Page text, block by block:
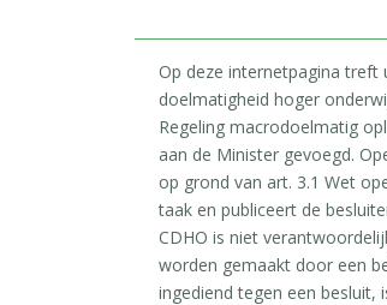
Op deze internetpagina treft
doelmatigheid hoger
Regeling macrodoelmatig
aan de Minister gevoegd.
op grond van art. 3.1 Wet
taak en publiceert de
CDHO is niet
worden gemaakt door een
ingediend tegen een besluit,